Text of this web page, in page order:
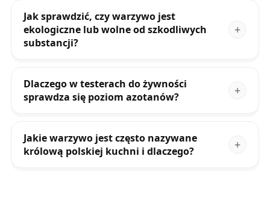
Jak sprawdzić, czy warzywo jest
ekologiczne lub wolne od szkodliwych
substancji?
Dlaczego w testerach do żywności
sprawdza się poziom azotanów?
Jakie warzywo jest często nazywane
królową polskiej kuchni i dlaczego?